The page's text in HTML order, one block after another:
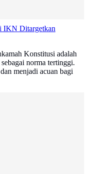
IKN Ditargetkan
Konstitusi adalah
norma tertinggi.
menjadi acuan bagi